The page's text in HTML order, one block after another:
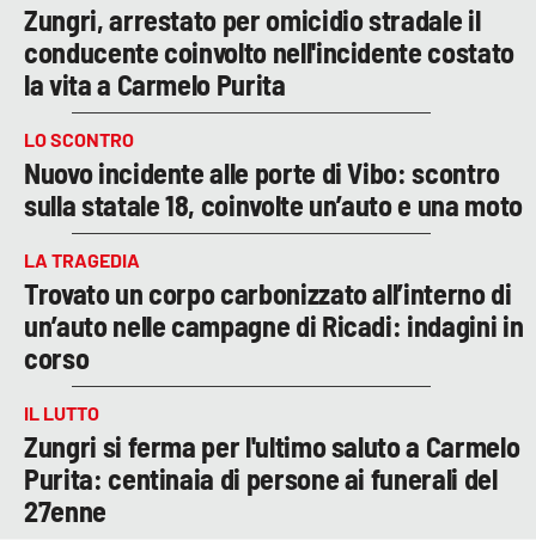
Zungri, arrestato per omicidio stradale il
conducente coinvolto nell'incidente costato
la vita a Carmelo Purita
LO SCONTRO
Nuovo incidente alle porte di Vibo: scontro
sulla statale 18, coinvolte un’auto e una moto
LA TRAGEDIA
Trovato un corpo carbonizzato all’interno di
un’auto nelle campagne di Ricadi: indagini in
corso
IL LUTTO
Zungri si ferma per l'ultimo saluto a Carmelo
Purita: centinaia di persone ai funerali del
27enne